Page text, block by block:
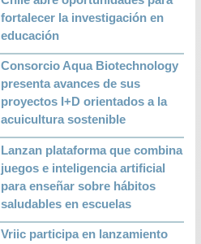
fortalecer la investigación en
educación
Consorcio Aqua Biotechnology
presenta avances de sus
proyectos I+D orientados a la
acuicultura sostenible
Lanzan plataforma que combina
juegos e inteligencia artificial
para enseñar sobre hábitos
saludables en escuelas
Vriic participa en lanzamiento